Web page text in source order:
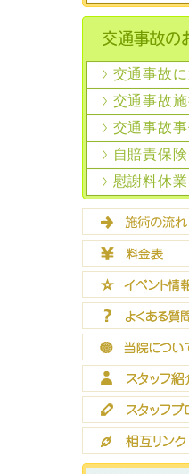
交通事故
交通事故
交通事故事
自賠責保
慰謝料休